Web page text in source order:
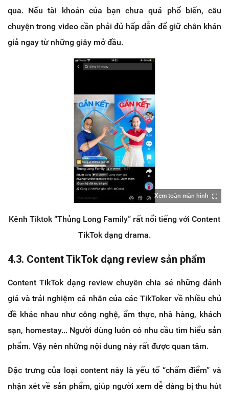
qua. Nếu tài khoản của bạn chưa quá phổ biến, câu
chuyện trong video cần phải đủ hấp dẫn để giữ chân khán
giả ngay từ những giây mở đầu.
Xem toàn màn hình
Kênh Tiktok “Thủng Long Family” rất nổi tiếng với Content
TikTok dạng drama.
4.3. Content TikTok dạng review sản phẩm
Content TikTok dạng review chuyên chia sẻ những đánh
giá và trải nghiệm cá nhân của các TikToker về nhiều chủ
đề khác nhau như công nghệ, ẩm thực, nhà hàng, khách
sạn, homestay... Người dùng luôn có nhu cầu tìm hiểu sản
phẩm. Vậy nên những nội dung này rất được quan tâm.
Đặc trưng của loại content này là yếu tố “chấm điểm” và
nhận xét về sản phẩm, giúp người xem dễ dàng bị thu hút